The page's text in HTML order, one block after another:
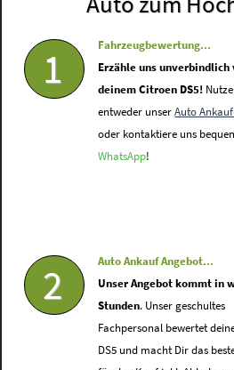
1
Fahrzeugbewertung...
Erzähle uns unverbindlich
deinem Citroen DS5!
entweder unserAuto
oder kontaktiere uns
WhatsApp!
2
Auto Ankauf Angebot...
Unser Angebot kommt in
Stunden. Unser geschultes
Fachpersonal bewertet
DS5 und macht Dir das